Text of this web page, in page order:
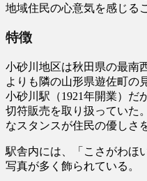
地域住民の心意気を感じる
特徴
小砂川地区は秋田県の最南
よりも隣の山形県遊佐町の
小砂川駅（1921年開業）だ
切符販売を取り扱っていた
なスタンスが住民の優しさ
駅舎内には、「こさがわ
写真が多く飾られている。